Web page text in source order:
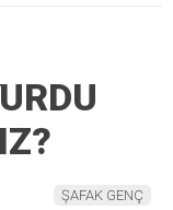
ŞAFAK GENÇ